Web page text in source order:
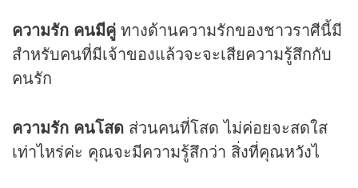
ความรัก คนมีคู่ ทางด้านความรักของชาวราศีนี้มี
สำหรับคนที่มีเจ้าของแล้วจะจะเสียความรู้สึกกับ
คนรัก
ความรัก คนโสด ส่วนคนที่โสด ไม่ค่อยจะสดใส
เท่าไหร่ค่ะ คุณจะมีความรู้สึกว่า สิ่งที่คุณหวังไ